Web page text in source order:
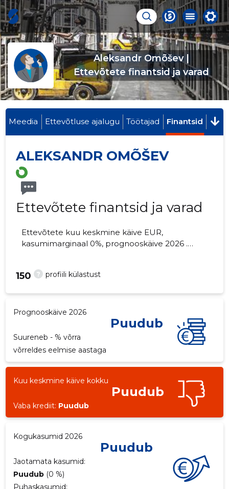
Aleksandr Omõšev |
Ettevõtete finantsid ja varad
Meedia Ettevõtluse ajalugu Töötajad Finantsid
ALEKSANDR OMÕŠEV
Ettevõtete finantsid ja varad
Ettevõtete kuu keskmine käive EUR,
kasumimarginaal 0%, prognooskäive 2026 .
? profiili külastust
150
Prognooskäive 2026
Puudub
Suureneb - % võrra
võrreldes eelmise aastaga
Kuu keskmine käive kokku
Puudub
Vaba krediit: Puudub
Kogukasumid 2026
Puudub
Jaotamata kasumid:
Puudub (0 %)